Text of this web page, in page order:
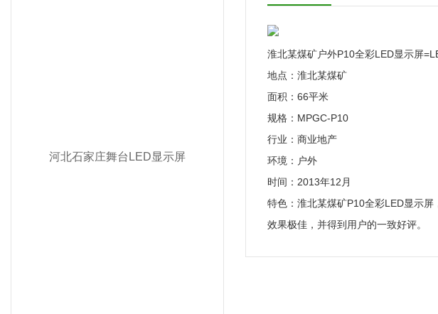
河北石家庄舞台LED显示屏
淮北某煤矿户外P10全彩LED显示屏
地点：淮北某煤矿
面积：66平米
规格：MPGC-P10
行业：商业地产
环境：户外
时间：2013年12月
特色：淮北某煤矿P10全彩LED显示
效果极佳，并得到用户的一致好评。